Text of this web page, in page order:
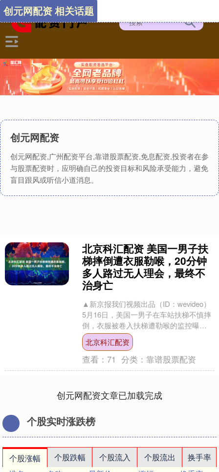
创元网配资
创元网配资,广州配资平台,靠谱股票配资,免息配资,投资者在参
与股票配资时，应明确自己的投资目标和风险承受能力，避免
盲目跟风或听信小道消息。
创元网配资 相关话题
北京科汇配资 美国一男子扶
梯摔倒遭衣服勒喉，20分钟
多人路过无人理会，最终不
治身亡
▲新京报我们视频出品（ID：wevideo）
5月16日，美国一男子在车站扶梯不慎摔
倒，衣服被卷入扶梯遭勒喉的监控曝
光。 事件于2月27日发生在马萨诸塞州，
该男....
北京科汇配资
查看：71 分类：靠谱股票配资
创元网配资文章已加载完成
个股实时涨跌榜
个股涨幅 个股跌幅 个股流入 个股流出
换手率